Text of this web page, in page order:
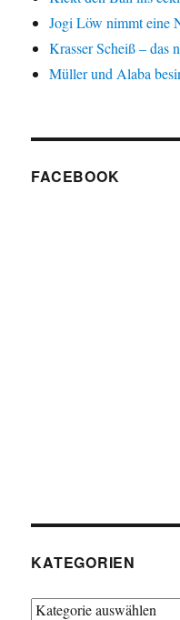
Jogi Löw nimmt eine
Krasser Scheiß – das
Müller und Alaba
FACEBOOK
KATEGORIEN
Kategorien